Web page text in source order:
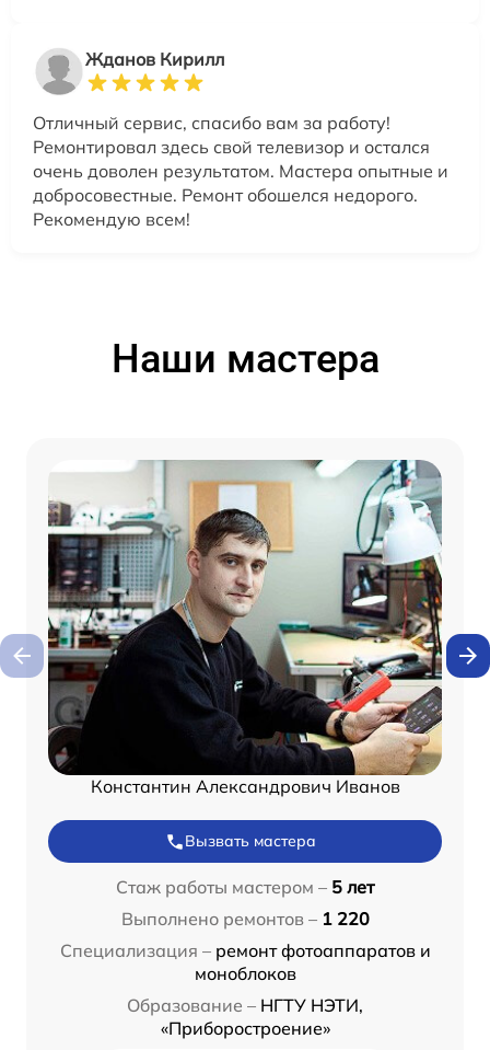
Жданов Кирилл
Отличный сервис, спасибо вам за работу!
Ремонтировал здесь свой телевизор и остался
очень доволен результатом. Мастера опытные и
добросовестные. Ремонт обошелся недорого.
Рекомендую всем!
Наши мастера
Константин Александрович Иванов
Вызвать мастера
Стаж работы мастером – 5 лет
Выполнено ремонтов – 1 220
Специализация – ремонт фотоаппаратов и
моноблоков
Образование – НГТУ НЭТИ,
«Приборостроение»